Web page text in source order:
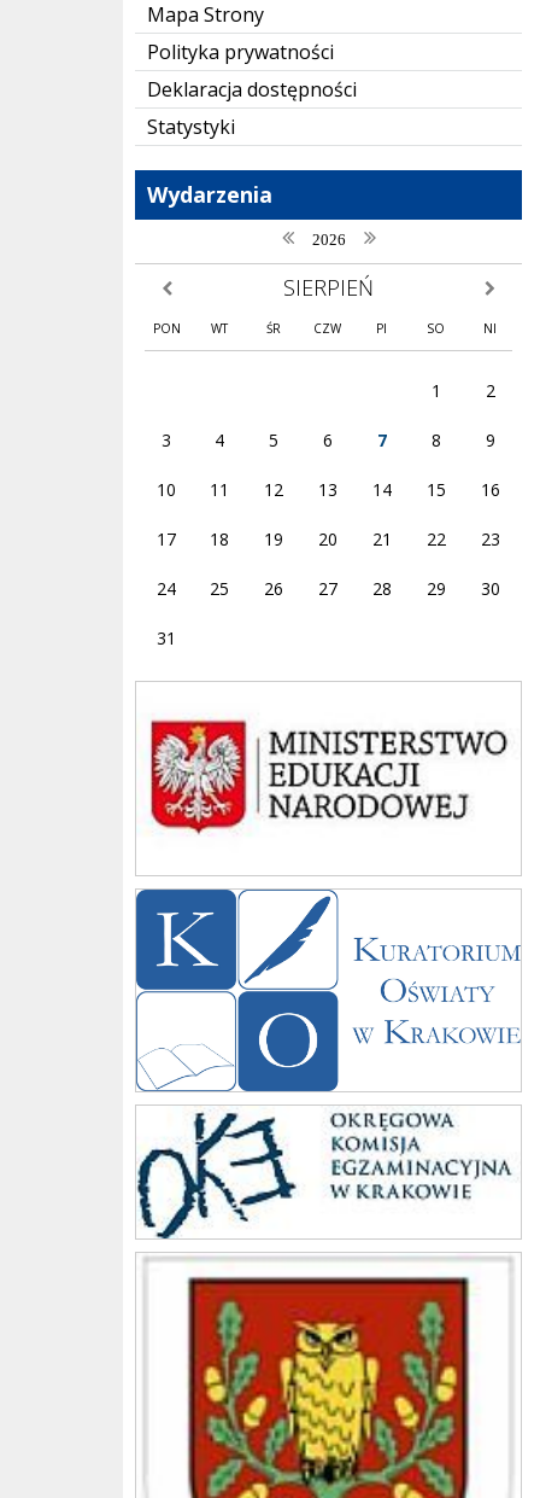
Mapa Strony
Polityka prywatności
Deklaracja dostępności
Statystyki
Wydarzenia
poprzedni rok
2026 następny rok
poprzedni miesiąc SIERPIEŃ
PON WT ŚR CZW PI SO NI
1 2
3 4 5 6 7 8 9
10 11 12 13 14 15 16
17 18 19 20 21 22 23
24 25 26 27 28 29 30
31
Ministerstwo
Kuratorium
Komisja
Gmina